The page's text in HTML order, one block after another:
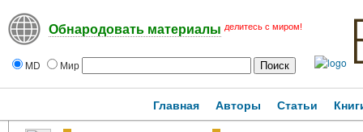
Обнародовать материалы делитесь с миром!
MD Мир
Главная Авторы Статьи